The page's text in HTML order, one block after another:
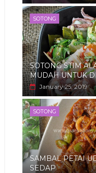
SOTONG
SOTONG STIM
MUDAH UNTUK
January 25, 2019
SOTONG
SAMBAL PETAI
SEDAP